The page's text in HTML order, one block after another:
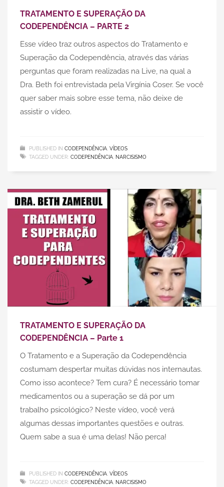
TRATAMENTO E SUPERAÇÃO DA
CODEPENDÊNCIA – PARTE 2
Esse vídeo traz outros aspectos do Tratamento e
Superação da Codependência, através das várias
perguntas que foram realizadas na Live, na qual a
Dra. Beth foi entrevistada pela Virgínia Coser. Se você
quer saber mais sobre esse tema, não deixe de
assistir o vídeo.
PUBLISHED IN CODEPENDÊNCIA VÍDEOS
TAGGED UNDER: CODEPENDÊNCIA NARCISISMO
TRATAMENTO E SUPERAÇÃO DA
CODEPENDÊNCIA – Parte 1
O Tratamento e a Superação da Codependência
costumam despertar muitas dúvidas nos internautas.
Como isso acontece? Tem cura? É necessário tomar
medicamentos ou a superação se dá por um
trabalho psicológico? Neste vídeo, você verá
algumas dessas importantes questões e outras.
Quem sabe a sua é uma delas! Não perca!
PUBLISHED IN CODEPENDÊNCIA VÍDEOS
TAGGED UNDER: CODEPENDÊNCIA NARCISISMO